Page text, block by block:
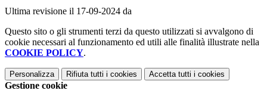
Ultima revisione il 17-09-2024 da
Questo sito o gli strumenti terzi da questo utilizzati si avvalgono di
cookie necessari al funzionamento ed utili alle finalità illustrate nella
COOKIE POLICY.
Personalizza Rifiuta tutti i cookies Accetta tutti i cookies
Gestione cookie